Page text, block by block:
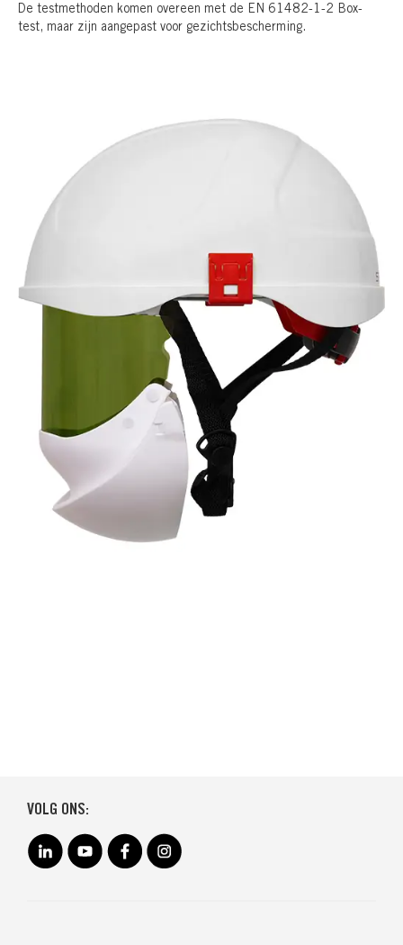
De testmethoden komen overeen met de EN 61482-1-2 Box-
test, maar zijn aangepast voor gezichtsbescherming.
VOLG ONS: